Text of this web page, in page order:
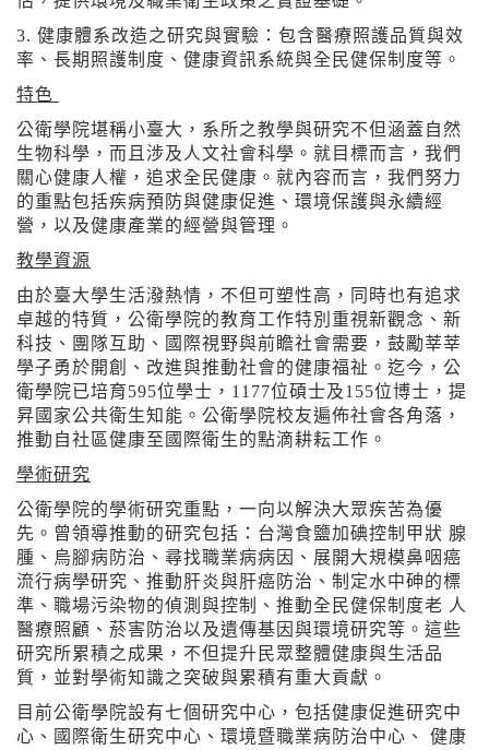
3. 健康體系改造之研究與實驗：包含醫療照護品質與效
率、長期照護制度、健康資訊系統與全民健保制度等。
特色
公衛學院堪稱小臺大，系所之教學與研究不但涵蓋自然
生物科學，而且涉及人文社會科學。就目標而言，我們
關心健康人權，追求全民健康。就內容而言，我們努力
的重點包括疾病預防與健康促進、環境保護與永續經
營，以及健康產業的經營與管理。
教學資源
由於臺大學生活潑熱情，不但可塑性高，同時也有追求
卓越的特質，公衛學院的教育工作特別重視新觀念、新
科技、團隊互助、國際視野與前瞻社會需要，鼓勵莘莘
學子勇於開創、改進與推動社會的健康福祉。迄今，公
衛學院已培育595位學士，1177位碩士及155位博士，提
昇國家公共衛生知能。公衛學院校友遍佈社會各角落，
推動自社區健康至國際衛生的點滴耕耘工作。
學術研究
公衛學院的學術研究重點，一向以解決大眾疾苦為優
先。曾領導推動的研究包括：台灣食鹽加碘控制甲狀 腺
腫、烏腳病防治、尋找職業病病因、展開大規模鼻咽癌
流行病學研究、推動肝炎與肝癌防治、制定水中砷的標
準、職場污染物的偵測與控制、推動全民健保制度老 人
醫療照顧、菸害防治以及遺傳基因與環境研究等。這些
研究所累積之成果，不但提升民眾整體健康與生活品
質，並對學術知識之突破與累積有重大貢獻。
目前公衛學院設有七個研究中心，包括健康促進研究中
心、國際衛生研究中心、環境暨職業病防治中心、 健康